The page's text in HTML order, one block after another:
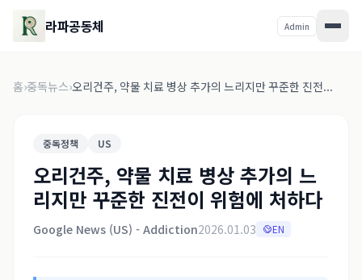
라파공동체 Admin
홈›중독뉴스›오리건주, 약물 치료 병상 추가의 느리지만 꾸준한 진전...
중독정책 US
오리건주, 약물 치료 병상 추가의 느
리지만 꾸준한 진전이 위험에 처하다
Google News (US) - Addiction2026.01.03 EN